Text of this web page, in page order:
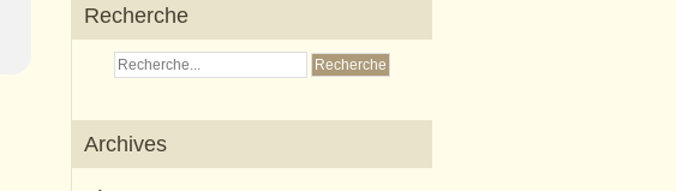
Recherche
Archives